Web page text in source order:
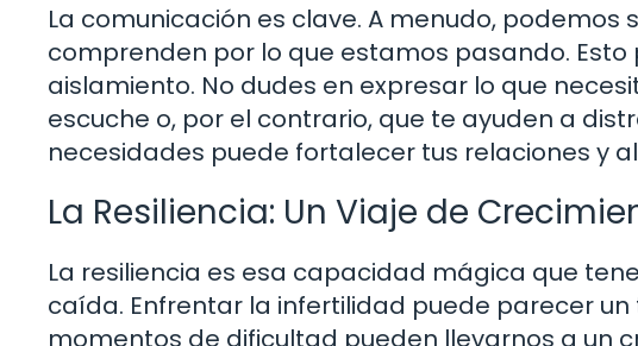
La comunicación es clave. A menudo, podemos
comprenden por lo que estamos pasando.
aislamiento. No dudes en expresar lo que
escuche o, por el contrario, que te ayuden a
necesidades puede fortalecer tus relaciones y
La Resiliencia: Un Viaje de
La resiliencia es esa capacidad mágica que
caída. Enfrentar la infertilidad puede parecer
momentos de dificultad pueden llevarnos a un